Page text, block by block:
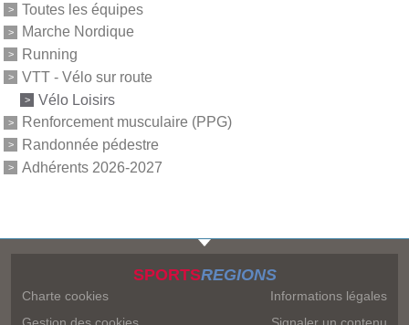
Toutes les équipes
Marche Nordique
Running
VTT - Vélo sur route
Vélo Loisirs
Renforcement musculaire (PPG)
Randonnée pédestre
Adhérents 2026-2027
SPORTSREGIONS
Charte cookies
Informations légales